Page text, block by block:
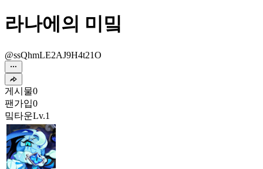
라나에의 미밐
@ssQhmLE2AJ9H4t21O
게시물0
팬가입0
밐타운Lv.1